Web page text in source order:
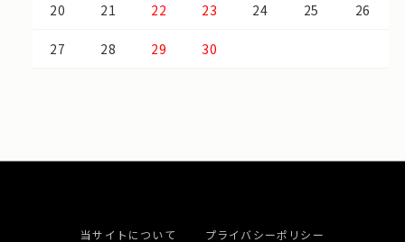
20 21 22 23 24 25 26
27 28 29 30
当サイトについて プライバシーポリシー